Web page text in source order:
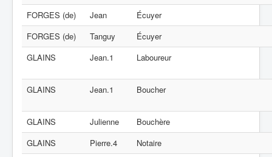
FORGES (de)
Jean
Écuyer
FORGES (de)
Tanguy
Écuyer
GLAINS
Jean.1 Laboureur
GLAINS Jean.1 Boucher
GLAINS Julienne
Bouchère
GLAINS
Pierre.4
Notaire